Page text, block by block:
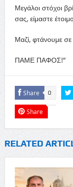
Μεγάλοι στόχοι
σας, είμαστε
Μαζί, φτάνουμε
ΠΑΜΕ ΠΑΦΟΣ!”
Share 0
Share
RELATED